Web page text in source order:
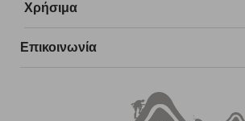
Χρήσιμα
Επικοινωνία